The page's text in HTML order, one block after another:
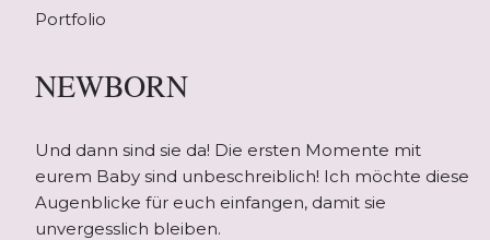
Portfolio
NEWBORN
Und dann sind sie da! Die ersten Momente mit
eurem Baby sind unbeschreiblich! Ich möchte diese
Augenblicke für euch einfangen, damit sie
unvergesslich bleiben.